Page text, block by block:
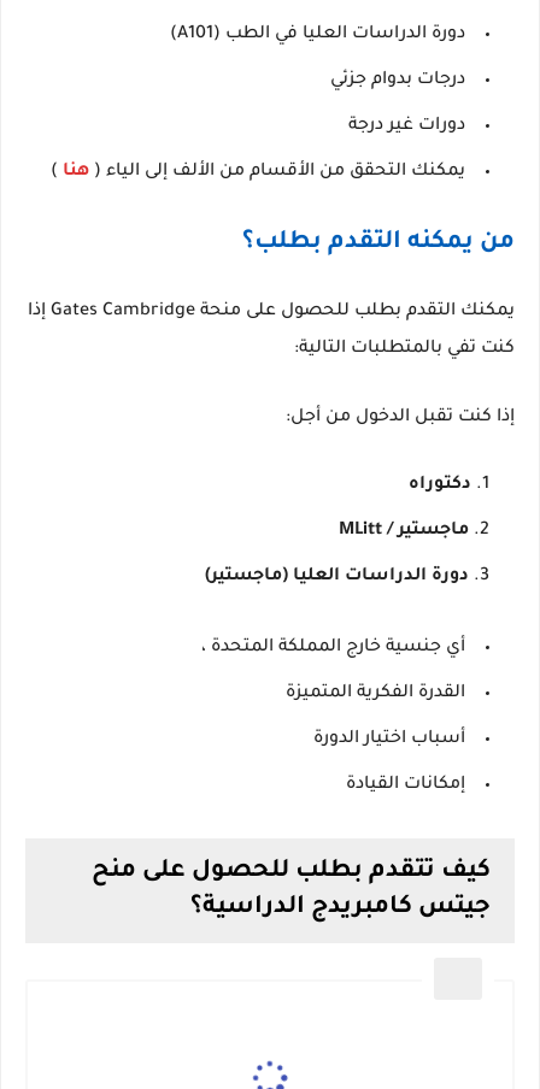
دورة الدراسات العليا في الطب (A101)
درجات بدوام جزئي
دورات غير درجة
يمكنك التحقق من الأقسام من الألف إلى الياء ( هنا )
من يمكنه التقدم بطلب؟
يمكنك التقدم بطلب للحصول على منحة Gates Cambridge إذا
كنت تفي بالمتطلبات التالية:
إذا كنت تقبل الدخول من أجل:
دكتوراه
ماجستير / MLitt
دورة الدراسات العليا (ماجستير)
أي جنسية خارج المملكة المتحدة ،
القدرة الفكرية المتميزة
أسباب اختيار الدورة
إمكانات القيادة
كيف تتقدم بطلب للحصول على منح
جيتس كامبريدج الدراسية؟